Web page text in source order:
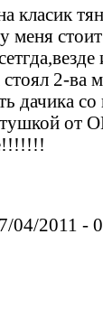
класик
меня
2-ва
дачика со
от
04/2011 -